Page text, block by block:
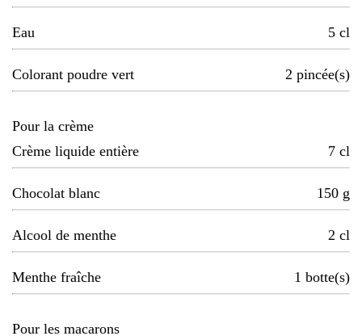
Eau 5 cl
Colorant poudre vert 2 pincée(s)
Pour la crème
Crème liquide entière
7 cl
Chocolat blanc 150 g
Alcool de menthe 2 cl
Menthe fraîche 1 botte(s)
Pour les macarons